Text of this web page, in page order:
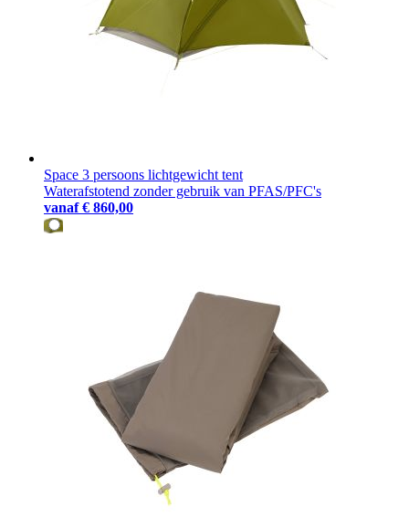
Space 3 persoons lichtgewicht tent
Waterafstotend zonder gebruik van PFAS/PFC's
vanaf € 860,00